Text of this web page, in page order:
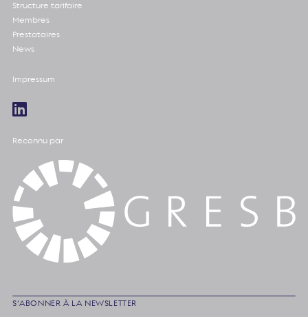
Structure tarifaire
Membres
Prestataires
News
Impressum
Reconnu par
S’ABONNER À LA NEWSLETTER